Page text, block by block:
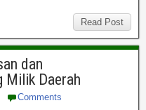
Read Post
dan
Milik Daerah
Comments